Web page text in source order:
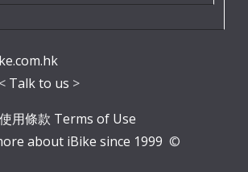
Talk to us >
使用條款 Terms of Use
about iBike since 1999 ©